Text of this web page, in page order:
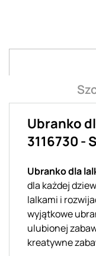
Ubranko
3116730 -
Ubranko dla
dla każdej
lalkami i
wyjątkowe
ulubionej
kreatywne